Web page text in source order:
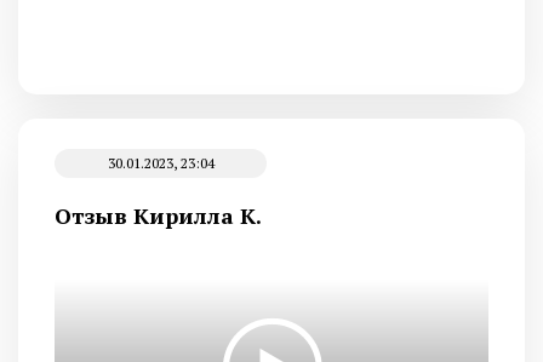
30.01.2023, 23:04
Отзыв Кирилла К.